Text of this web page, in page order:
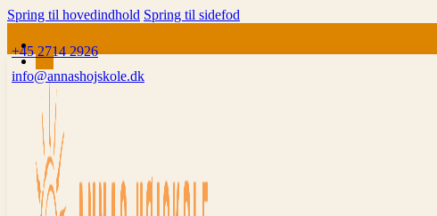
Spring til hovedindhold Spring til sidefod
+45 2714 2926
info@annashojskole.dk